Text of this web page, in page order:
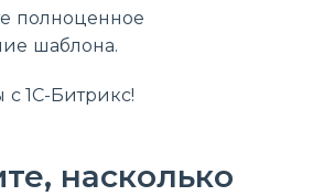
полноценное
шаблона.
1С-Битрикс!
насколько